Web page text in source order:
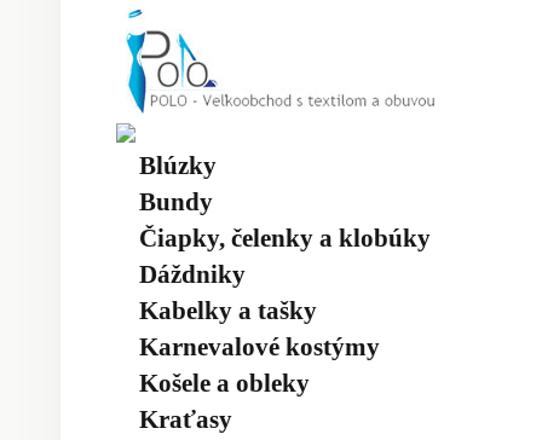
Blúzky
Bundy
Čiapky, čelenky a klobúky
Dáždniky
Kabelky a tašky
Karnevalové kostýmy
Košele a obleky
Kraťasy